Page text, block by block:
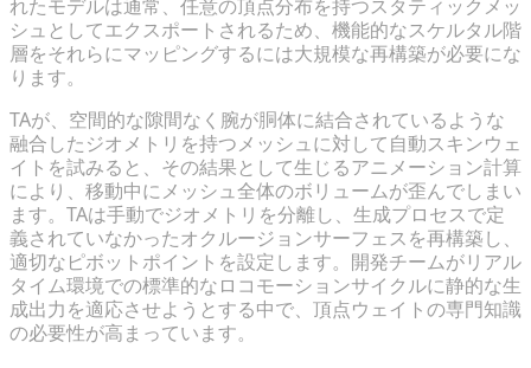
れたモデルは通常、任意の頂点分布を持つスタティックメッ
シュとしてエクスポートされるため、機能的なスケルタル階
層をそれらにマッピングするには大規模な再構築が必要にな
ります。
TAが、空間的な隙間なく腕が胴体に結合されているような
融合したジオメトリを持つメッシュに対して自動スキンウェ
イトを試みると、その結果として生じるアニメーション計算
により、移動中にメッシュ全体のボリュームが歪んでしまい
ます。TAは手動でジオメトリを分離し、生成プロセスで定
義されていなかったオクルージョンサーフェスを再構築し、
適切なピボットポイントを設定します。開発チームがリアル
タイム環境での標準的なロコモーションサイクルに静的な生
成出力を適応させようとする中で、頂点ウェイトの専門知識
の必要性が高まっています。